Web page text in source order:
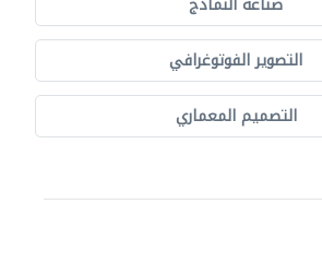
التصوير الفوتوغرافي
التصميم المعماري